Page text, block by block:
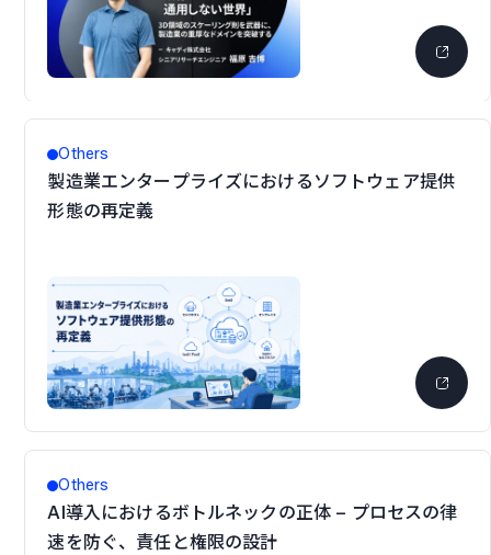
Others
製造業エンタープライズにおけるソフトウェア提供
形態の再定義
Others
AI導入におけるボトルネックの正体 – プロセスの律
速を防ぐ、責任と権限の設計